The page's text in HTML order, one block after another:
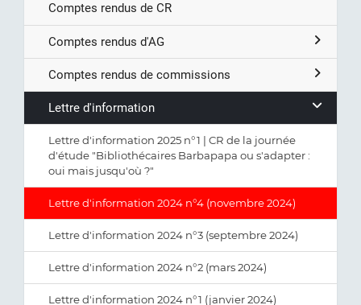
Comptes rendus de CR
Comptes rendus d'AG
Comptes rendus de commissions
Lettre d'information
Lettre d'information 2025 n°1 | CR de la journée
d'étude "Bibliothécaires Barbapapa ou s'adapter :
oui mais jusqu'où ?"
Lettre d'information 2024 n°4 (novembre 2024)
Lettre d'information 2024 n°3 (septembre 2024)
Lettre d'information 2024 n°2 (mars 2024)
Lettre d'information 2024 n°1 (janvier 2024)